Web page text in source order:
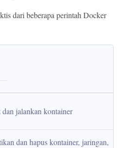
dari beberapa perintah Docker
dan jalankan kontainer
dan hapus kontainer, jaringan,